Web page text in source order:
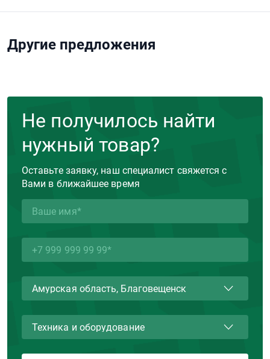
Другие предложения
Не получилось найти
нужный товар?
Оставьте заявку, наш специалист свяжется с
Вами в ближайшее время